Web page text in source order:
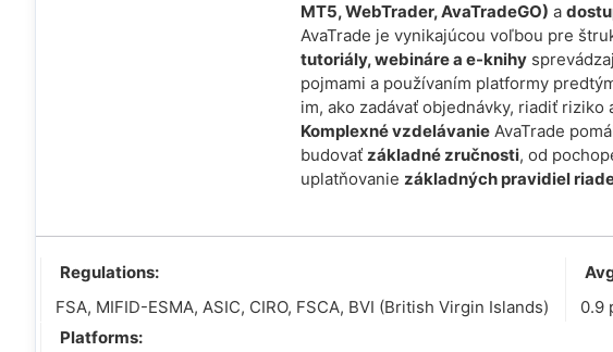
MT5, WebTrader, AvaTradeGO) a
AvaTrade je vynikajúcou voľbou pre
tutoriály, webináre a e-knihy
pojmami a používaním platformy
im, ako zadávať objednávky, riadiť
Komplexné vzdelávanie AvaTrade
budovaťzákladné zručnosti, od
uplatňovaniezákladných pravidiel
Regulations:
FSA, MIFID-ESMA, ASIC, CIRO, FSCA, BVI (British Virgin Islands)
0.9
Platforms: